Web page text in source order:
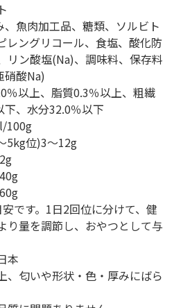
、魚肉加工品、糖類、ソルビト
レングリコール、食塩、酸化防
リン酸塩(Na)、調味料、保存料
硝酸Na)
％以上、脂質0.3％以上、粗繊
、水分32.0％以下
100g
5kg位)3～12g
です。1日2回位に分けて、健
り量を調節し、おやつとして与
本
、匂いや形状・色・厚みにばら